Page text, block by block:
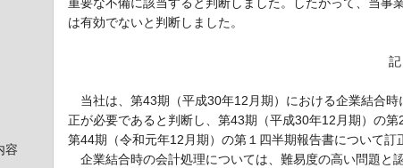
容
重要な不備に該当すると判断しました。したがって、当事
は有効でないと判断しました。
記
当社は、第43期（平成30年12月期）における企業結合
正が必要であると判断し、第43期（平成30年12月期）の
第44期（令和元年12月期）の第１四半期報告書について訂
企業結合時の会計処理については、難易度の高い問題と